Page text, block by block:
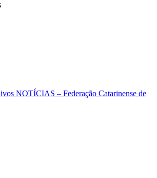
NOTÍCIAS – Federação Catarinense de